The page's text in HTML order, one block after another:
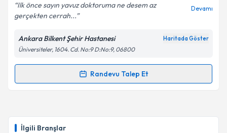
İlgili Branşlar
Ilk önce sayın yavuz doktoruma ne desem az
gerçekten cerrah...
Devamı
Ankara Bilkent Şehir Hastanesi Haritada Göster
Üniversiteler, 1604. Cd. No:9 D:No:9, 06800
Randevu Talep Et
Randevu Takvimi Talebi